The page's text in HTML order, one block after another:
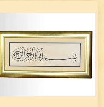
detayları ve klasik çerçeve
formu sayesinde eser,
ve zarif bir atmosfer
kazandırır. KOD: 0171
SANATKÂR: Ahmet Zeki
YAVAŞ ÖLÇÜLER: 55x74
ESER ÖZELLİKLERİ: Baskı